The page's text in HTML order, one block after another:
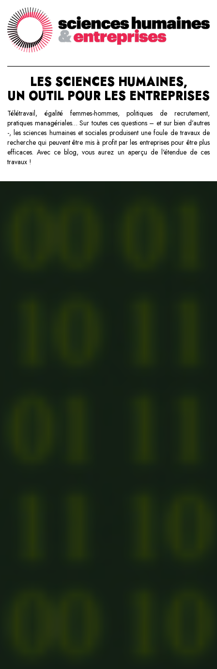
LES SCIENCES HUMAINES,
UN OUTIL POUR LES ENTREPRISES
Télétravail, égalité femmes-hommes, politiques de recrutement,
pratiques managériales… Sur toutes ces questions – et sur bien d’autres
-, les sciences humaines et sociales produisent une foule de travaux de
recherche qui peuvent être mis à profit par les entreprises pour être plus
efficaces. Avec ce blog, vous aurez un aperçu de l'étendue de ces
travaux !